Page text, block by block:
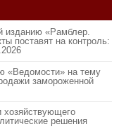
изданию «Рамблер.
поставят на контроль:
«Ведомости» на тему
замороженной
хозяйствующего
решения